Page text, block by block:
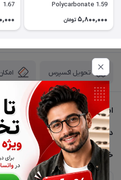
Polycarbonate 1.59
5,800,000 تومان
1.67
تحویل اکسپرس
اطلاعات تماس
02177116909
info@civiliha.com
ارسال فوری در تهران + ارسال به
دسترسی سریع
حساب کاربری
مجله فروشگاه
خدمات مشتریان
حریم خصوصی